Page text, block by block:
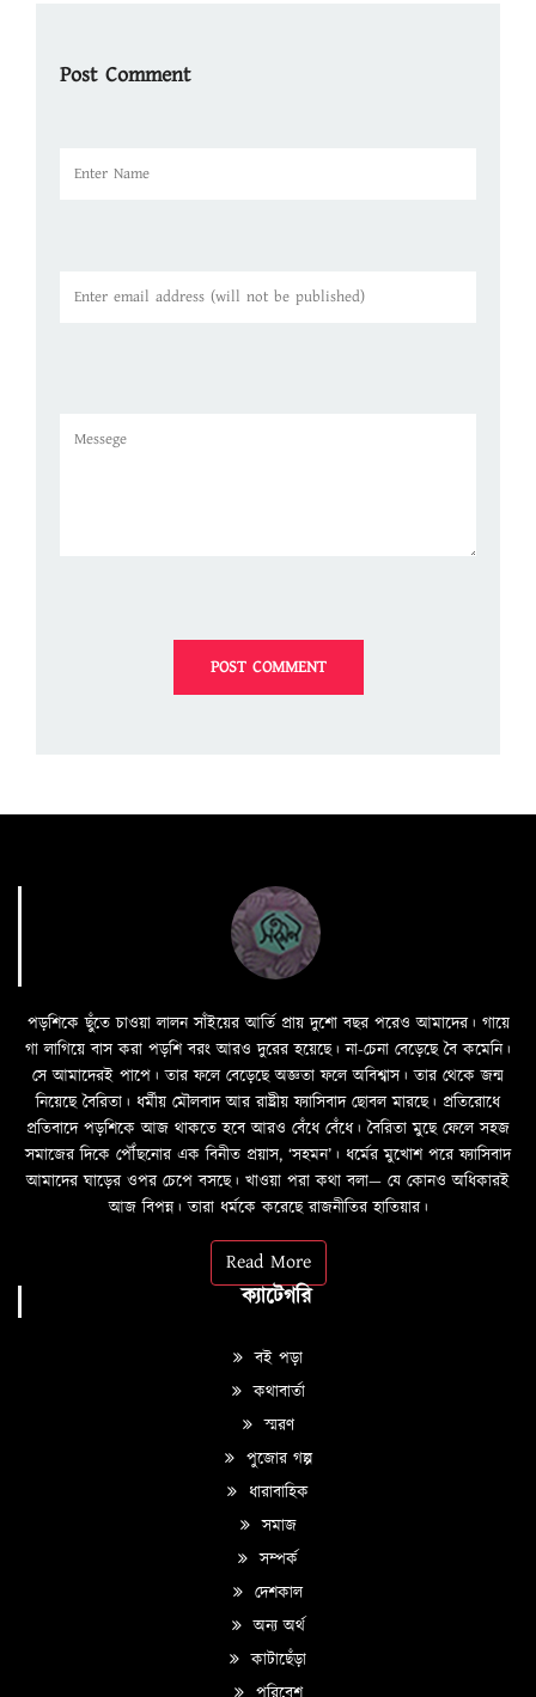
Post Comment
পড়শিকে ছুঁতে চাওয়া লালন সাঁইয়ের আর্তি প্রায় দুশো বছর পরেও আমাদের। গায়ে
গা লাগিয়ে বাস করা পড়শি বরং আরও দুরের হয়েছে। না-চেনা বেড়েছে বৈ কমেনি।
সে আমাদেরই পাপে। তার ফলে বেড়েছে অজ্ঞতা ফলে অবিশ্বাস। তার থেকে জন্ম
নিয়েছে বৈরিতা। ধর্মীয় মৌলবাদ আর রাষ্ট্রীয় ফ্যাসিবাদ ছোবল মারছে। প্রতিরোধে
প্রতিবাদে পড়শিকে আজ থাকতে হবে আরও বেঁধে বেঁধে। বৈরিতা মুছে ফেলে সহজ
সমাজের দিকে পৌঁছনোর এক বিনীত প্রয়াস, ‘সহমন’। ধর্মের মুখোশ পরে ফ্যাসিবাদ
আমাদের ঘাড়ের ওপর চেপে বসছে। খাওয়া পরা কথা বলা—­­ যে কোনও অধিকারই
আজ বিপন্ন। তারা ধর্মকে করেছে রাজনীতির হাতিয়ার।
Read More
ক্যাটেগরি
বই পড়া
কথাবার্তা
স্মরণ
পুজোর গল্প
ধারাবাহিক
সমাজ
সম্পর্ক
দেশকাল
অন্য অর্থ
কাটাছেঁড়া